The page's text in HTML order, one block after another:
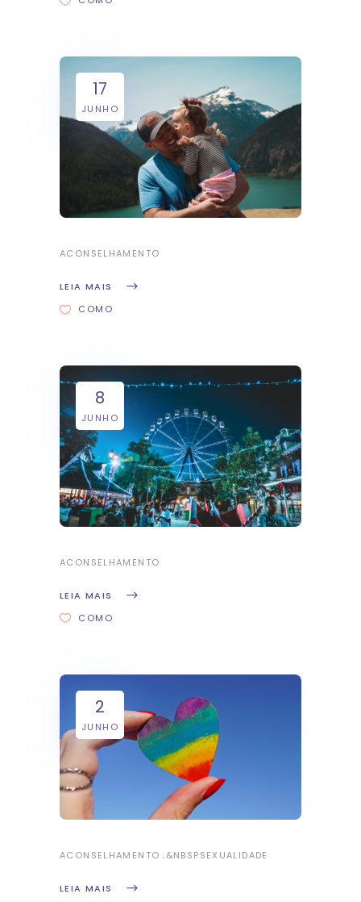
17
JUNHO
ACONSELHAMENTO
LEIA MAIS
COMO
8
JUNHO
ACONSELHAMENTO
LEIA MAIS
COMO
2
JUNHO
ACONSELHAMENTO &NBSPSEXUALIDADE
LEIA MAIS